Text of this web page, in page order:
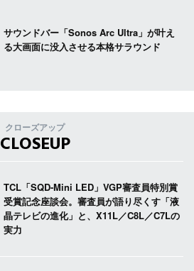
サウンドバー「Sonos Arc Ultra」が叶え
る大画面に没入させる本格サラウンド
クローズアップ
CLOSEUP
TCL「SQD-Mini LED」VGP審査員特別賞
受賞記念座談会。審査員が語り尽くす「液
晶テレビの進化」と、X11L／C8L／C7Lの
実力